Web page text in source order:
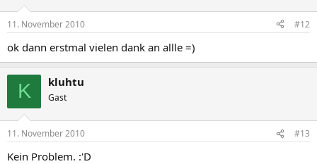
11. November 2010 #12
ok dann erstmal vielen dank an allle =)
K kluhtu
Gast
11. November 2010 #13
Kein Problem. :'D